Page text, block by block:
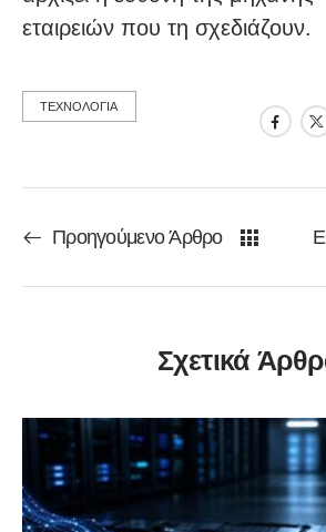
εταιρειών που τη σχεδιάζουν.
ΤΕΧΝΟΛΟΓΙΑ
Προηγούμενο Άρθρο
Σχετικά